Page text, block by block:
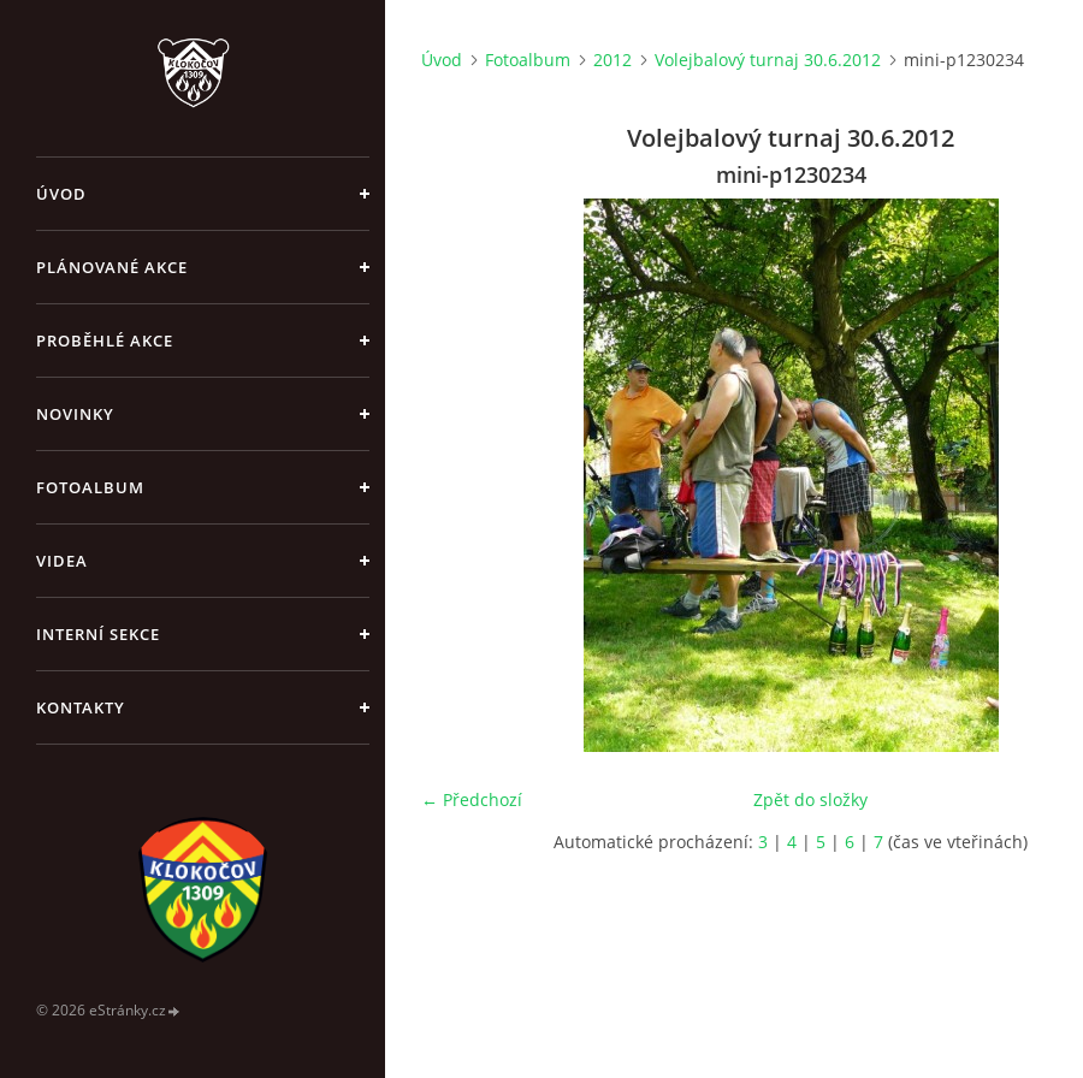
ÚVOD
PLÁNOVANÉ AKCE
PROBĚHLÉ AKCE
NOVINKY
FOTOALBUM
VIDEA
INTERNÍ SEKCE
KONTAKTY
© 2026 eStránky.cz
Úvod Fotoalbum 2012 Volejbalový turnaj 30.6.2012 mini-p1230234
Volejbalový turnaj 30.6.2012
mini-p1230234
← Předchozí
Zpět do složky
Automatické procházení: 3 | 4 | 5 | 6 | 7 (čas ve vteřinách)